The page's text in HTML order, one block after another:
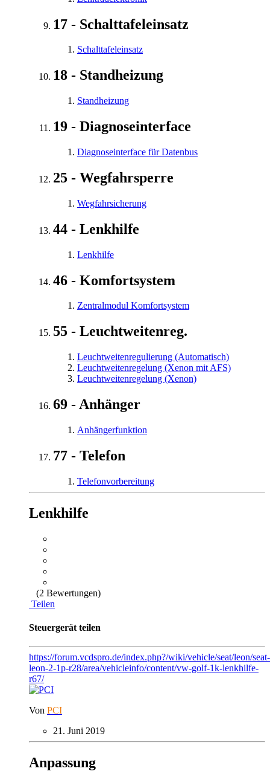
17 - Schalttafeleinsatz
Schalttafeleinsatz
18 - Standheizung
Standheizung
19 - Diagnoseinterface
Diagnoseinterface für Datenbus
25 - Wegfahrsperre
Wegfahrsicherung
44 - Lenkhilfe
Lenkhilfe
46 - Komfortsystem
Zentralmodul Komfortsystem
55 - Leuchtweitenreg.
Leuchtweitenregulierung (Automatisch)
Leuchtweitenregelung (Xenon mit AFS)
Leuchtweitenregelung (Xenon)
69 - Anhänger
Anhängerfunktion
77 - Telefon
Telefonvorbereitung
Lenkhilfe
(2 Bewertungen)
Teilen
Steuergerät teilen
https://forum.vcdspro.de/index.php?/wiki/vehicle/seat/leon/seat-
leon-2-1p-r28/area/vehicleinfo/content/vw-golf-1k-lenkhilfe-
r67/
Von PCI
21. Juni 2019
Anpassung